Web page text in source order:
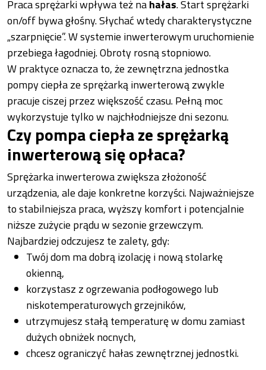
Praca sprężarki wpływa też nahałas. Start sprężarki
on/off bywa głośny. Słychać wtedy charakterystyczne
„szarpnięcie”. W systemie inwerterowym uruchomienie
przebiega łagodniej. Obroty rosną stopniowo.
W praktyce oznacza to, że zewnętrzna jednostka
pompy ciepła ze sprężarką inwerterową zwykle
pracuje ciszej przez większość czasu. Pełną moc
wykorzystuje tylko w najchłodniejsze dni sezonu.
Czy pompa ciepła ze sprężarką
inwerterową się opłaca?
Sprężarka inwerterowa zwiększa złożoność
urządzenia, ale daje konkretne korzyści. Najważniejsze
to stabilniejsza praca, wyższy komfort i potencjalnie
niższe zużycie prądu w sezonie grzewczym.
Najbardziej odczujesz te zalety, gdy:
Twój dom ma dobrą izolację i nową stolarkę
okienną,
korzystasz z ogrzewania podłogowego lub
niskotemperaturowych grzejników,
utrzymujesz stałą temperaturę w domu zamiast
dużych obniżek nocnych,
chcesz ograniczyć hałas zewnętrznej jednostki.